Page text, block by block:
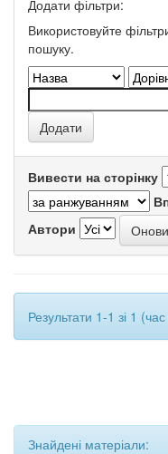
Додати фільтри:
Використовуйте
пошуку.
Вивести на сторінку
Автори
Результати 1-1 зі 1
Знайдені матеріали: